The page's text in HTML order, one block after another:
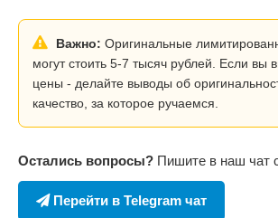
Важно: Оригинальные
могут стоить 5-7 тысяч рублей. Если вы
цены - делайте выводы об
качество, за которое ручаемся.
Остались вопросы? Пишите в наш чат
Перейти в Telegram чат